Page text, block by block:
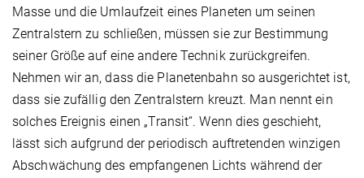
Masse und die Umlaufzeit eines Planeten um seinen
Zentralstern zu schließen, müssen sie zur Bestimmung
seiner Größe auf eine andere Technik zurückgreifen.
Nehmen wir an, dass die Planetenbahn so ausgerichtet ist,
dass sie zufällig den Zentralstern kreuzt. Man nennt ein
solches Ereignis einen „Transit“. Wenn dies geschieht,
lässt sich aufgrund der periodisch auftretenden winzigen
Abschwächung des empfangenen Lichts während der